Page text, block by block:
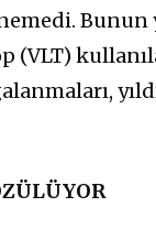
Bunun
(VLT)